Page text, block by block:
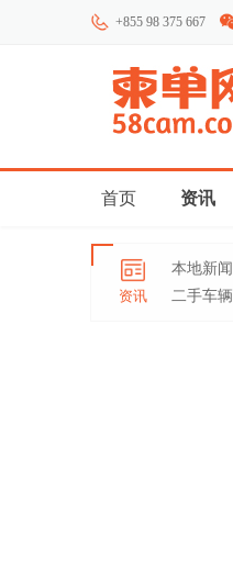
+855 98 375 667
首页 资讯
资讯
本地新闻
二手车辆